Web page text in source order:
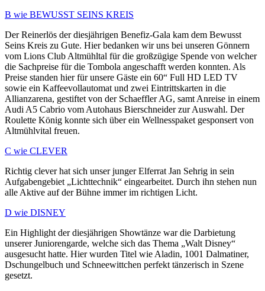
B wie BEWUSST SEINS KREIS
Der Reinerlös der diesjährigen Benefiz-Gala kam dem Bewusst
Seins Kreis zu Gute. Hier bedanken wir uns bei unseren Gönnern
vom Lions Club Altmühltal für die großzügige Spende von welcher
die Sachpreise für die Tombola angeschafft werden konnten. Als
Preise standen hier für unsere Gäste ein 60“ Full HD LED TV
sowie ein Kaffeevollautomat und zwei Eintrittskarten in die
Allianzarena, gestiftet von der Schaeffler AG, samt Anreise in einem
Audi A5 Cabrio vom Autohaus Bierschneider zur Auswahl. Der
Roulette König konnte sich über ein Wellnesspaket gesponsert von
Altmühlvital freuen.
C wie CLEVER
Richtig clever hat sich unser junger Elferrat Jan Sehrig in sein
Aufgabengebiet „Lichttechnik“ eingearbeitet. Durch ihn stehen nun
alle Aktive auf der Bühne immer im richtigen Licht.
D wie DISNEY
Ein Highlight der diesjährigen Showtänze war die Darbietung
unserer Juniorengarde, welche sich das Thema „Walt Disney“
ausgesucht hatte. Hier wurden Titel wie Aladin, 1001 Dalmatiner,
Dschungelbuch und Schneewittchen perfekt tänzerisch in Szene
gesetzt.